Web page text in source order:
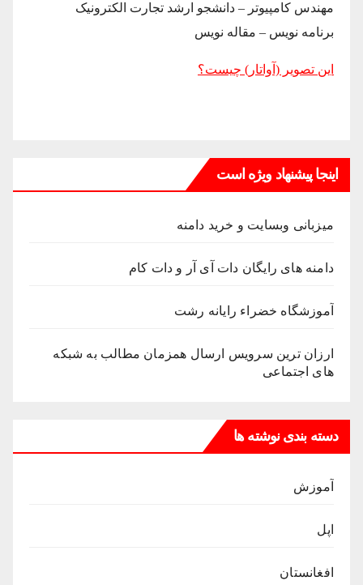
مهندس کامپیوتر – دانشجو ارشد تجارت الکترونیک
برنامه نویس – مقاله نویس
این تصویر (آواتار) چیست؟
اینجا پیشنهاد ویژه است
میزبانی وبسایت و خرید دامنه
دامنه های رایگان دات آی آر و دات کام
آموزشگاه خضراء رایانه رشت
ارزان ترین سرویس ارسال همزمان مطالب به شبکه
های اجتماعی
دسته بندی نوشته ها
آموزش
اپل
افغانستان